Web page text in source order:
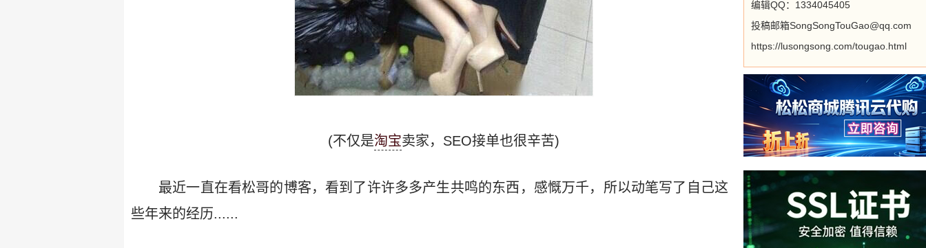
(不仅是淘宝卖家，SEO接单也很辛苦)
最近一直在看松哥的博客，看到了许许多多产生共鸣的东西，感慨万千，所以动笔写了自己这
些年来的经历......
编辑QQ：1334045405
投稿邮箱SongSongTouGao@qq.com
https://lusongsong.com/tougao.html